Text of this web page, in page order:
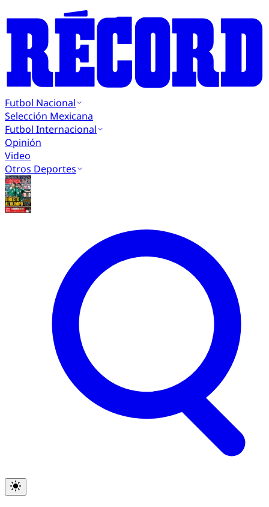
Futbol Nacional
Selección Mexicana
Futbol Internacional
Opinión
Video
Otros Deportes